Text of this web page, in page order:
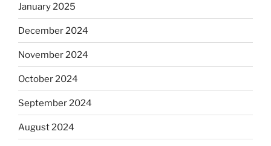
January 2025
December 2024
November 2024
October 2024
September 2024
August 2024